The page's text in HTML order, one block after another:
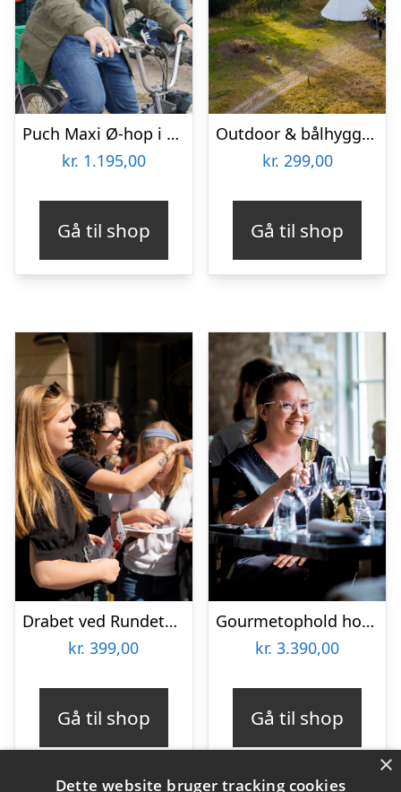
Puch Maxi Ø-hop i Limfjorden med Maxitours
kr. 1.195,00
Gå til shop
Outdoor & bålhygge i lavvu med SeaRangers
kr. 299,00
Gå til shop
Drabet ved Rundetårn med Solve a Mystery
kr. 399,00
Gå til shop
Gourmetophold hos Fladbro Kro
kr. 3.390,00
Gå til shop
×
Dette website bruger tracking cookies